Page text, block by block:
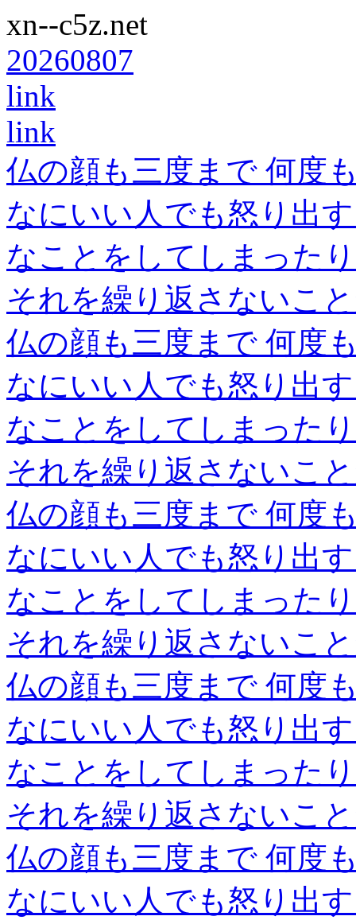
xn--c5z.net
20260807
link
link
仏の顔も三度まで 何度
なにいい人でも怒り出
なことをしてしまった
それを繰り返さないこ
仏の顔も三度まで 何度
なにいい人でも怒り出
なことをしてしまった
それを繰り返さないこ
仏の顔も三度まで 何度
なにいい人でも怒り出
なことをしてしまった
それを繰り返さないこ
仏の顔も三度まで 何度
なにいい人でも怒り出
なことをしてしまった
それを繰り返さないこ
仏の顔も三度まで 何度
なにいい人でも怒り出